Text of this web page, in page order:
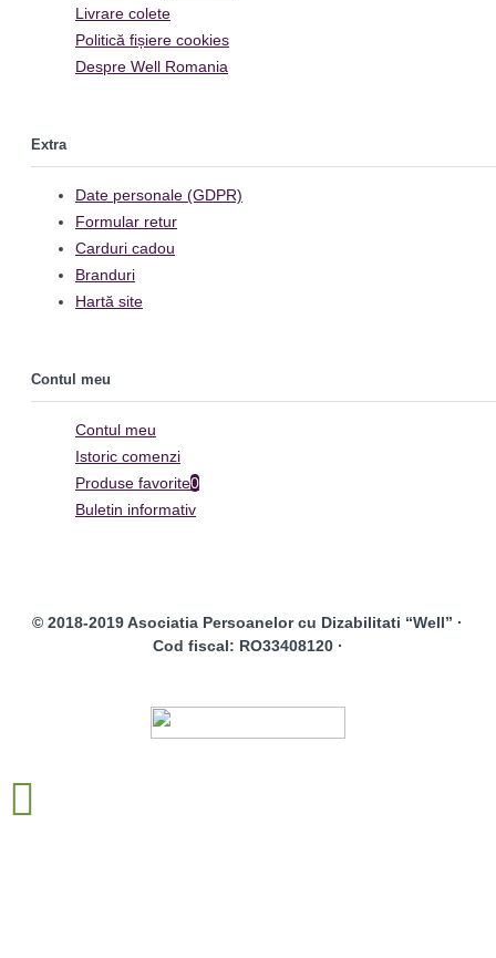
Livrare colete
Politică fișiere cookies
Despre Well Romania
Extra
Date personale (GDPR)
Formular retur
Carduri cadou
Branduri
Hartă site
Contul meu
Contul meu
Istoric comenzi
Produse favorite0
Buletin informativ
© 2018-2019 Asociatia Persoanelor cu Dizabilitati “Well” ·
Cod fiscal: RO33408120 ·